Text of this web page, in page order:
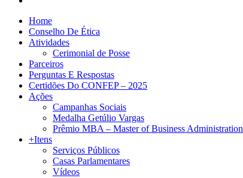
Home
Conselho De Ética
Atividades
Cerimonial de Posse
Parceiros
Perguntas E Respostas
Certidões Do CONFEP – 2025
Ações
Campanhas Sociais
Medalha Getúlio Vargas
Prêmio MBA – Master of Business Administration
+Itens
Serviços Públicos
Casas Parlamentares
Vídeos